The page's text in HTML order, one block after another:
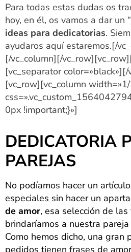
Para todas estas dudas os
hoy, en él, os vamos a dar un
ideas para dedicatorias.
ayudaros aquí estaremos.[/
[/vc_column][/
[vc_separator
[vc_row][vc_column
0px !important;}»]
DEDICATORIA
PAREJAS
No podíamos hacer un
especiales sin hacer un
de amor, esa selección de
brindaríamos a nuestra
Como hemos dicho, una gran
pedidos tienen frases de